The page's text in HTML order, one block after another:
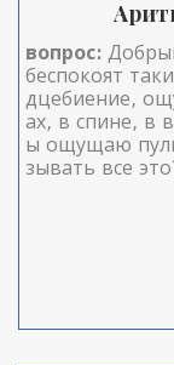
вопрос:
беспокоят
дцебиение,
ах, в спине, в
ы ощущаю
зывать все